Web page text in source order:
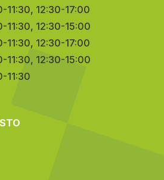
11:30, 12:30-17:00
11:30, 12:30-15:00
11:30, 12:30-17:00
11:30, 12:30-15:00
11:30